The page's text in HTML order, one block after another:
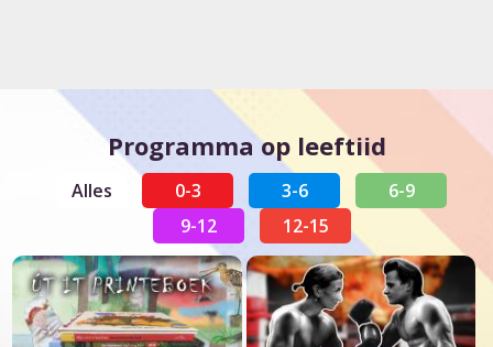
Programma op leeftiid
Alles 0-3 3-6
6-9
9-12
12-15